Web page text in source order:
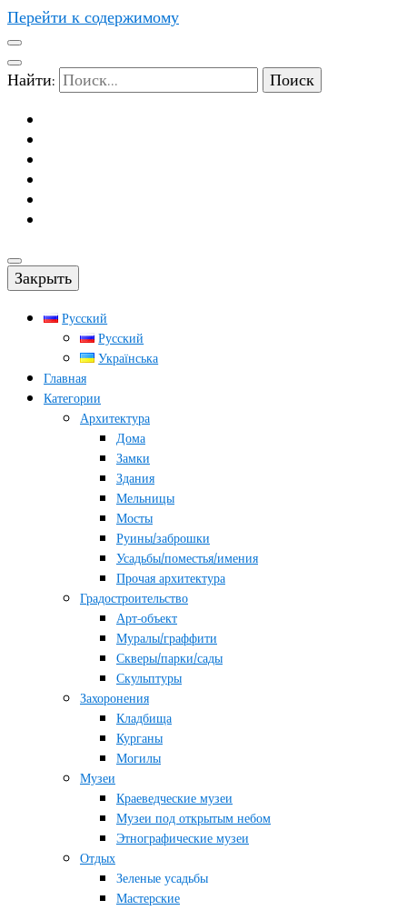
Перейти к содержимому
Найти:
Закрыть
Русский
Русский
Українська
Главная
Категории
Архитектура
Дома
Замки
Здания
Мельницы
Мосты
Руины/заброшки
Усадьбы/поместья/имения
Прочая архитектура
Градостроительство
Арт-объект
Муралы/граффити
Скверы/парки/сады
Скульптуры
Захоронения
Кладбища
Курганы
Могилы
Музеи
Краеведческие музеи
Музеи под открытым небом
Этнографические музеи
Отдых
Зеленые усадьбы
Мастерские